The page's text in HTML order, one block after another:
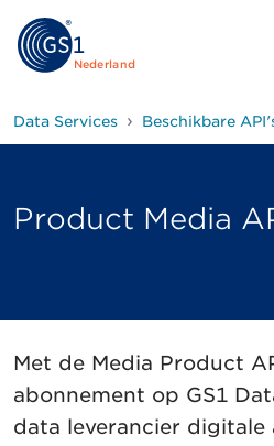
Nederland
Data Services Beschikbare
Product Media
Met de Media Product
abonnement op GS1
data leverancier digitale